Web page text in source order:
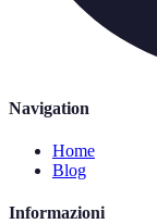
Navigation
Home
Blog
Informazioni